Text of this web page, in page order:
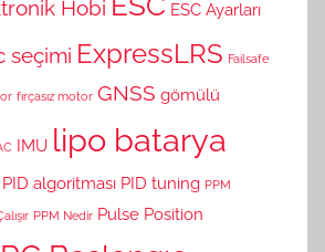
Hobi ESC Ayarları
seçimi ExpressLRS Failsafe
fırçasız motor GNSS gömülü
IMU lipo batarya
PID algoritması PID tuning PPM
PPM Nedir Pulse Position